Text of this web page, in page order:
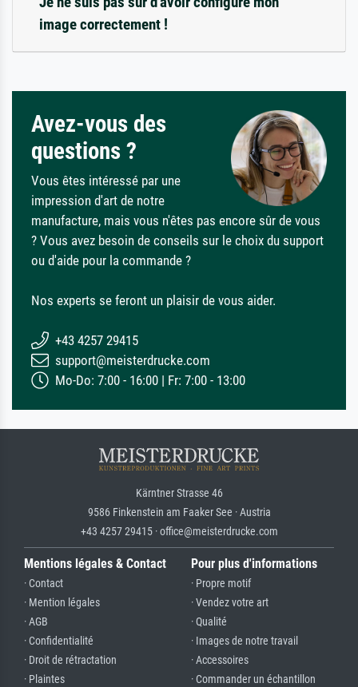
image correctement !
Avez-vous des
questions ?
Vous êtes intéressé par une
impression d'art de notre
manufacture, mais vous n'êtes pas encore sûr de vous
? Vous avez besoin de conseils sur le choix du support
ou d'aide pour la commande ?
Nos experts se feront un plaisir de vous aider.
+43 4257 29415
support@meisterdrucke.com
Mo-Do: 7:00 - 16:00 | Fr: 7:00 - 13:00
Kärntner Strasse 46
9586 Finkenstein am Faaker See · Austria
+43 4257 29415 · office@meisterdrucke.com
Mentions légales & Contact
· Contact
· Mention légales
· AGB
· Confidentialité
· Droit de rétractation
· Plaintes
Pour plus d'informations
· Propre motif
· Vendez votre art
· Qualité
· Images de notre travail
· Accessoires
· Commander un échantillon